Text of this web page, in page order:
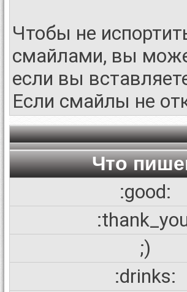
Чтобы не
смайлами, вы
если вы
Если смайлы не
Что
:good:
;)
:drinks: